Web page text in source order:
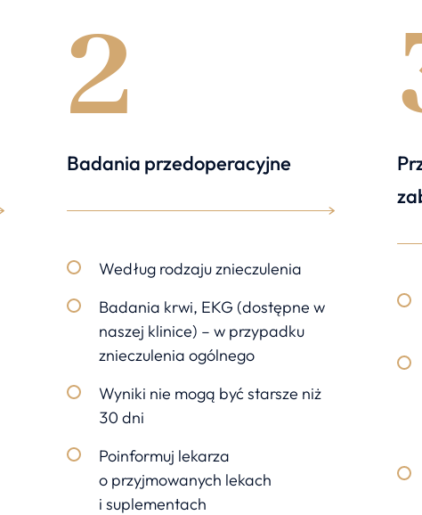
2
Badania przedoperacyjne
Według rodzaju znieczulenia
Badania krwi, EKG (dostępne w
naszej klinice) – w przypadku
znieczulenia ogólnego
Wyniki nie mogą być starsze niż
30 dni
Poinformuj lekarza
o przyjmowanych lekach
i suplementach